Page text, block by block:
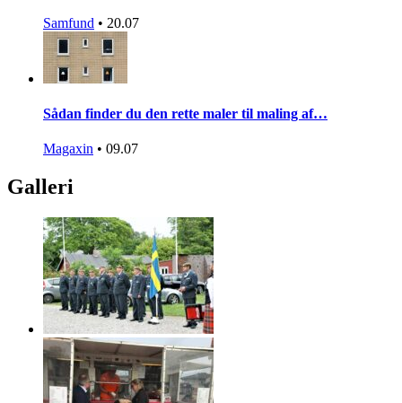
Samfund • 20.07
Sådan finder du den rette maler til maling af…
Magaxin • 09.07
Galleri